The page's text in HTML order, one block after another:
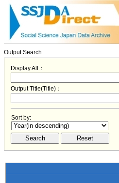
Output Search
Display All：
Output Title(Title)：
Sort by: